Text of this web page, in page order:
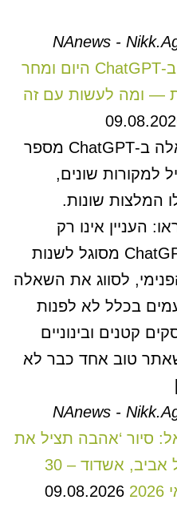
NAnews -
מדוע אותה בקשה ב-ChatGPT היום ומחר
— ומה לעשות עם זה
אותה שאלה שנשאלה ב-ChatGPT מספר
למקורות שונים,
המלצות שונות.
העניין אינו רק
בניסוח השאלה. ChatGPT מסוגל לשנות
לסווג את השאלה
בכלל לא לפנות
קטנים ובינוניים
טוב אחד כבר לא
NAnews -
סיור ‘אהבה תציל את
העולם’ – חיפה, תל אביב, אשדוד – 30
09.08.2026